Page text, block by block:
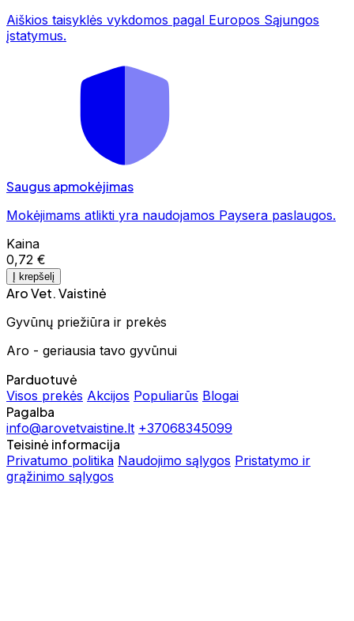
Aiškios taisyklės vykdomos pagal Europos Sąjungos
įstatymus.
Saugus apmokėjimas
Mokėjimams atlikti yra naudojamos Paysera paslaugos.
Kaina
0,72 €
Į krepšelį
Aro Vet. Vaistinė
Gyvūnų priežiūra ir prekės
Aro - geriausia tavo gyvūnui
Parduotuvė
Visos prekės Akcijos Populiarūs Blogai
Pagalba
info@arovetvaistine.lt +37068345099
Teisinė informacija
Privatumo politika Naudojimo sąlygos Pristatymo ir
grąžinimo sąlygos